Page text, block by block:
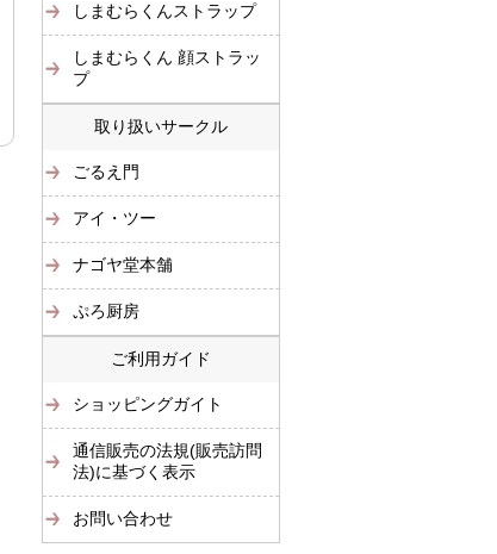
しまむらくんストラップ
しまむらくん 顔ストラッ
プ
取り扱いサークル
ごるえ門
アイ・ツー
ナゴヤ堂本舗
ぷろ厨房
ご利用ガイド
ショッピングガイト
通信販売の法規(販売訪問
法)に基づく表示
お問い合わせ